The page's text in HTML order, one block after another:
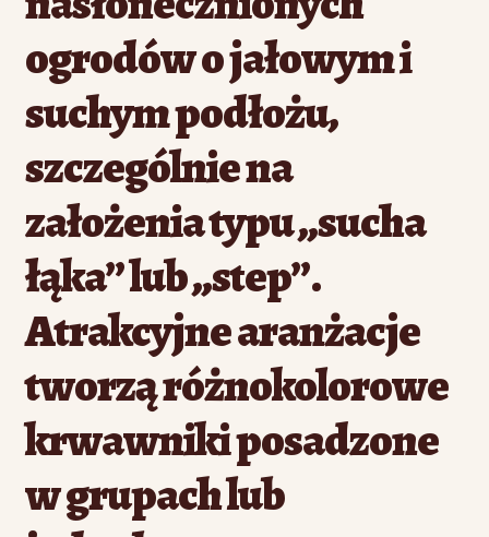
ogrodów o jałowym i
suchym podłożu,
szczególnie na
założenia typu „sucha
łąka” lub „step”.
Atrakcyjne aranżacje
tworzą różnokolorowe
krwawniki posadzone
w grupach lub